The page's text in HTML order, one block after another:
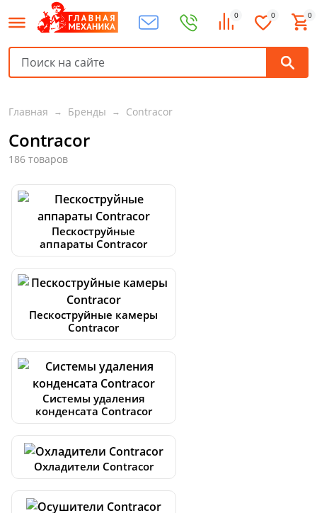
0 0 0
Главная Бренды Contracor
Contracor
186 товаров
Пескоструйные
аппараты Contracor
Пескоструйные камеры
Contracor
Системы удаления
конденсата Contracor
Охладители Contracor